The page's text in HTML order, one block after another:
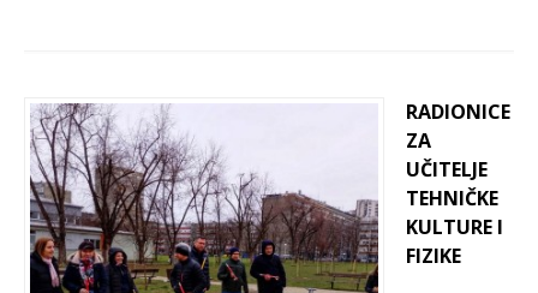
RADIONICE
ZA
UČITELJE
TEHNIČKE
KULTURE I
FIZIKE